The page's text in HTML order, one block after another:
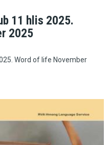
11 hlis 2025.
2025
Word of life November